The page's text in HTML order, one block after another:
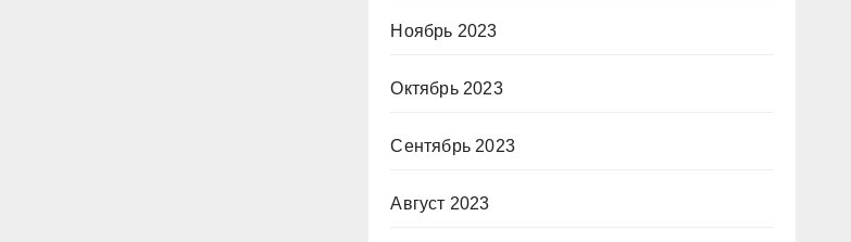
Ноябрь 2023
Октябрь 2023
Сентябрь 2023
Август 2023